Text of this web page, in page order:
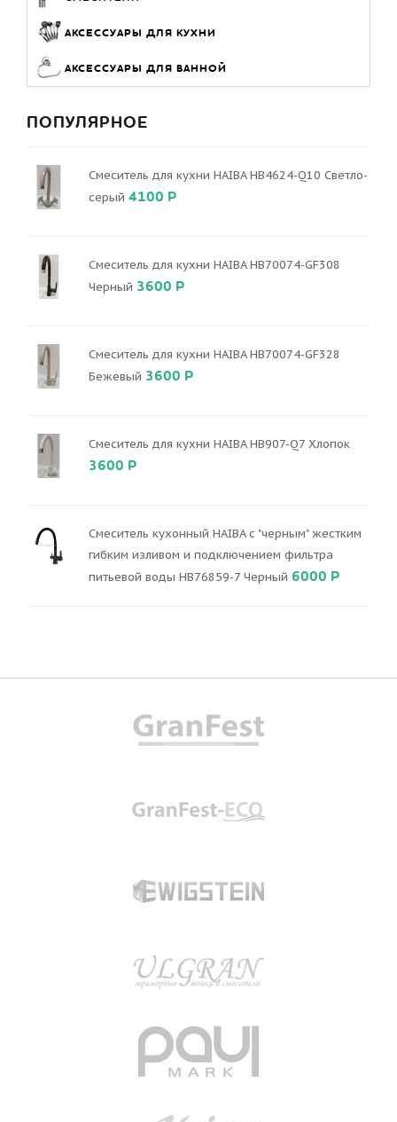
АКСЕССУАРЫ ДЛЯ КУХНИ
АКСЕССУАРЫ ДЛЯ ВАННОЙ
ПОПУЛЯРНОЕ
Смеситель для кухни HAIBA HB4624-Q10 Светло-
серый 4100 Р
Смеситель для кухни HAIBA HB70074-GF308
Черный 3600 Р
Смеситель для кухни HAIBA HB70074-GF328
Бежевый 3600 Р
Смеситель для кухни HAIBA HB907-Q7 Хлопок
3600 Р
Смеситель кухонный HAIBA с "черным" жестким
гибким изливом и подключением фильтра
питьевой воды HB76859-7 Черный 6000 Р